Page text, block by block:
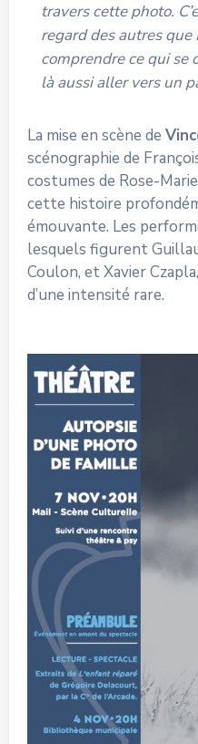
travers cette photo.
regard des autres
comprendre ce qui se
là aussi aller vers un
La mise en scène de
scénographie de
costumes de Rose-
cette histoire
émouvante. Les
lesquels figurent
Coulon, et Xavier
d’une intensité rare.